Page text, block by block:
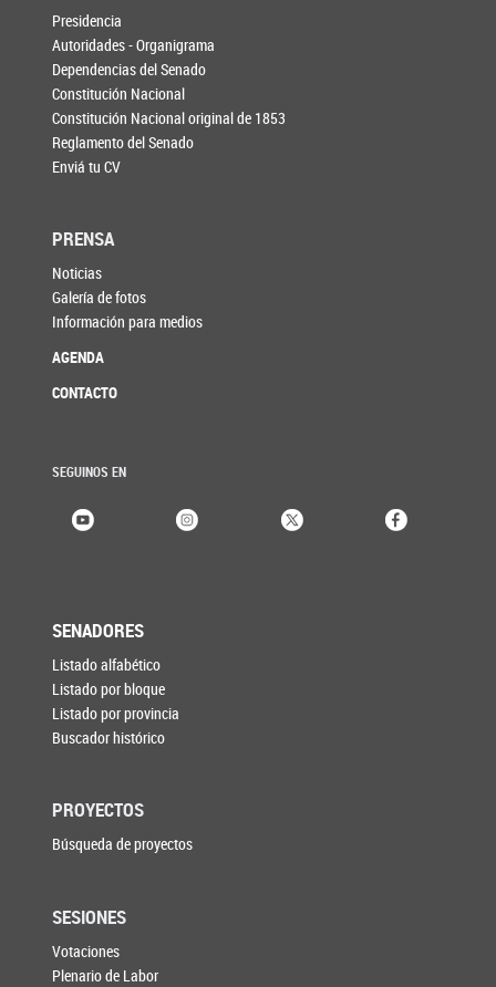
Presidencia
Autoridades - Organigrama
Dependencias del Senado
Constitución Nacional
Constitución Nacional original de 1853
Reglamento del Senado
Enviá tu CV
PRENSA
Noticias
Galería de fotos
Información para medios
AGENDA
CONTACTO
SEGUINOS EN
SENADORES
Listado alfabético
Listado por bloque
Listado por provincia
Buscador histórico
PROYECTOS
Búsqueda de proyectos
SESIONES
Votaciones
Plenario de Labor